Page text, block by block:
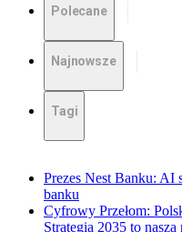
Polecane
Najnowsze
Tagi
Prezes Nest Banku: AI
banku
Cyfrowy Przełom:
Strategia 2035 to nasza